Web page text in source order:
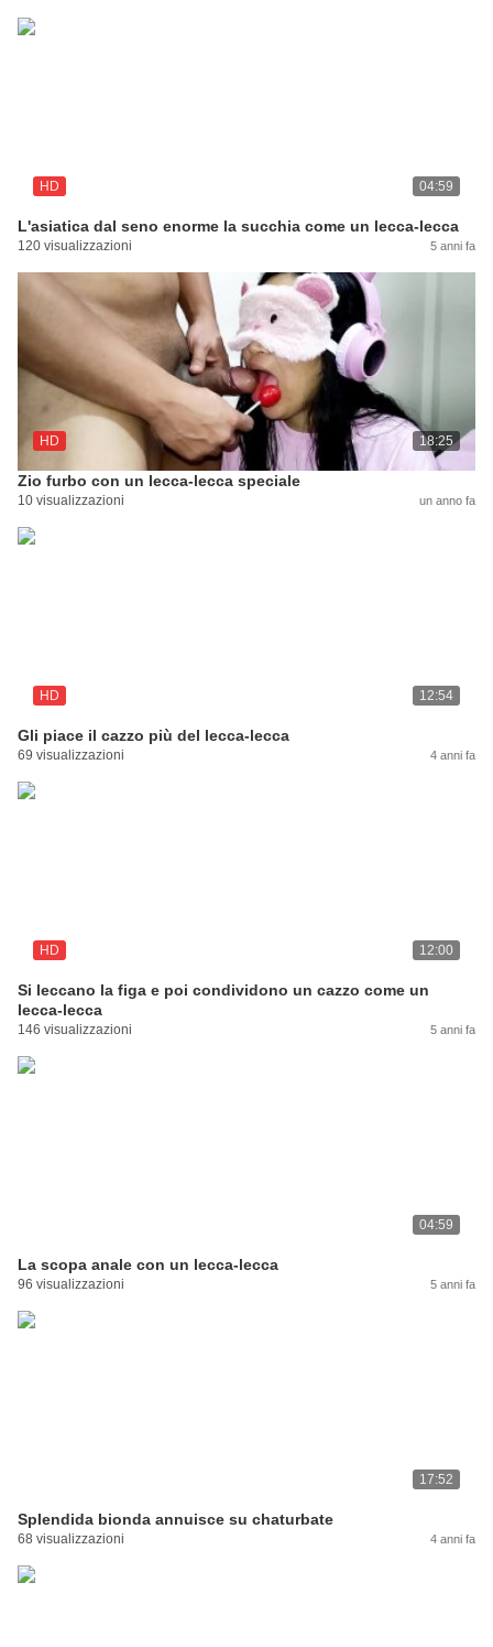
HD 04:59
L'asiatica dal seno enorme la succhia come un lecca-lecca
120 visualizzazioni 5 anni fa
HD 18:25
Zio furbo con un lecca-lecca speciale
10 visualizzazioni un anno fa
HD 12:54
Gli piace il cazzo più del lecca-lecca
69 visualizzazioni 4 anni fa
HD 12:00
Si leccano la figa e poi condividono un cazzo come un
lecca-lecca
146 visualizzazioni 5 anni fa
04:59
La scopa anale con un lecca-lecca
96 visualizzazioni 5 anni fa
17:52
Splendida bionda annuisce su chaturbate
68 visualizzazioni 4 anni fa